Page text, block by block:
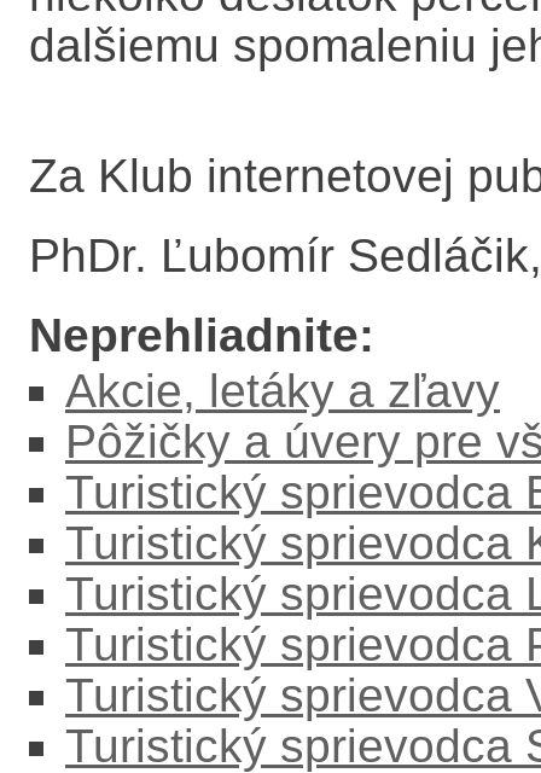
dalšiemu spomaleniu
Za Klub internetovej
PhDr. Ľubomír
Neprehliadnite:
Akcie, letáky a zľavy
Pôžičky a úvery pre
Turistický sprievodca
Turistický sprievodca
Turistický sprievodca
Turistický sprievodca
Turistický sprievodca
Turistický sprievodca